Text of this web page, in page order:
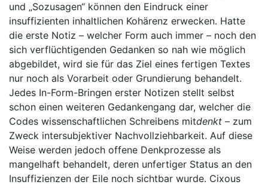
und „Sozusagen“ können den Eindruck einer
insuffizienten inhaltlichen Kohärenz erwecken. Hatte
die erste Notiz – welcher Form auch immer – noch den
sich verflüchtigenden Gedanken so nah wie möglich
abgebildet, wird sie für das Ziel eines fertigen Textes
nur noch als Vorarbeit oder Grundierung behandelt.
Jedes In-Form-Bringen erster Notizen stellt selbst
schon einen weiteren Gedankengang dar, welcher die
Codes wissenschaftlichen Schreibens mitdenkt – zum
Zweck intersubjektiver Nachvollziehbarkeit. Auf diese
Weise werden jedoch offene Denkprozesse als
mangelhaft behandelt, deren unfertiger Status an den
Insuffizienzen der Eile noch sichtbar wurde. Cixous